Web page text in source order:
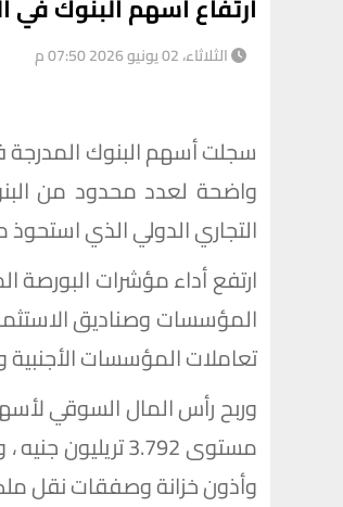
الثلاثاء، 02 يونيو 2026 07:50 م
سجلت أسهم البنوك المدرجة
واضحة لعدد محدود من
التجاري الدولي الذي استحوذ منفردًا على أكثر
ارتفع أداء مؤشرات البورصة
المؤسسات وصناديق
تعاملات المؤسسات الأجنبية
وأذون خزانة وصفقات نقل ملكية ،